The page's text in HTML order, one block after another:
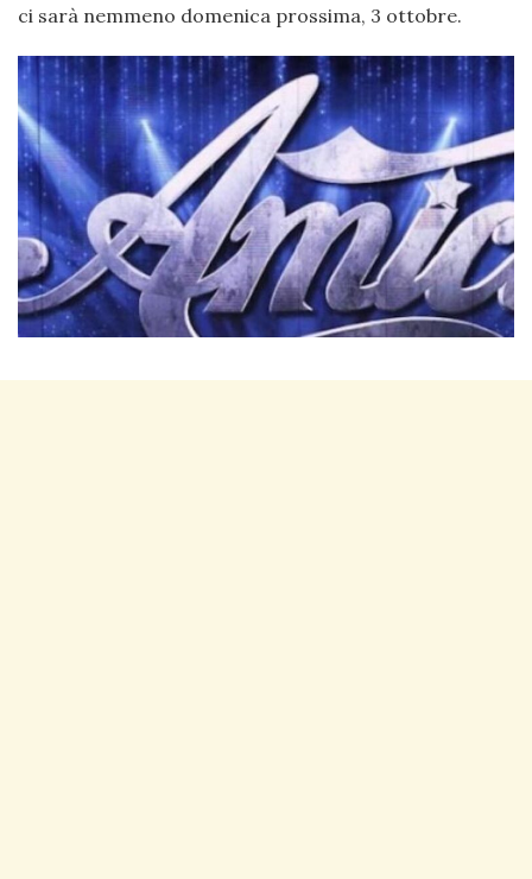
ci sarà nemmeno domenica prossima, 3 ottobre.